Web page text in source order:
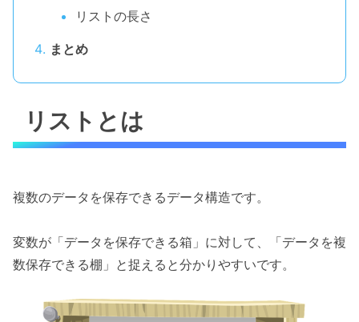
リストの長さ
まとめ
リストとは
複数のデータを保存できるデータ構造です。
変数が「データを保存できる箱」に対して、「データを複
数保存できる棚」と捉えると分かりやすいです。